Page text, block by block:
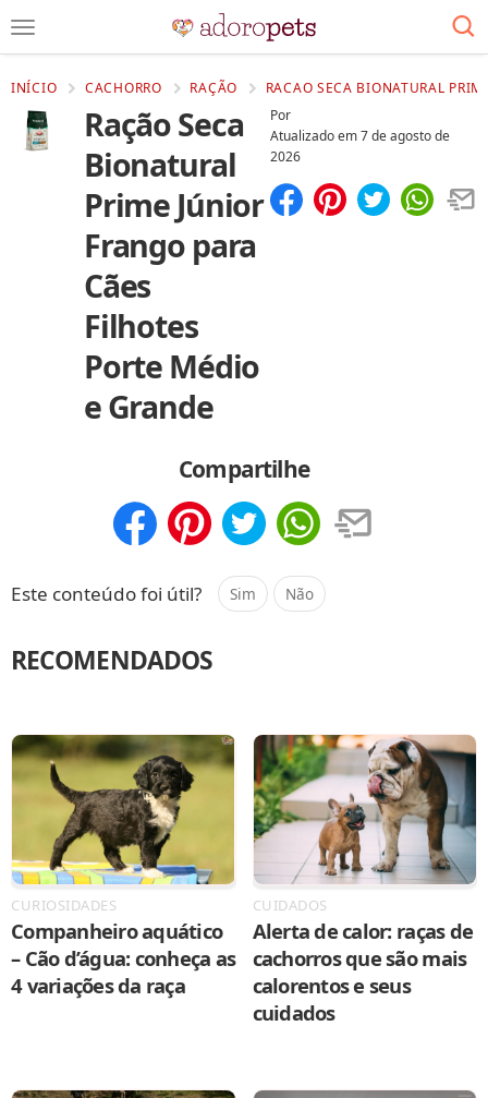
INÍCIO CACHORRO RAÇÃO RACAO SECA BIONATURAL
Ração Seca
Bionatural
Prime Júnior
Frango para
Cães
Filhotes
Porte Médio
e Grande
Por
Atualizado em7 de agosto de
2026
Compartilhe
Este conteúdo foi útil? Sim Não
RECOMENDADOS
CURIOSIDADES
Companheiro aquático
– Cão d’água: conheça as
4 variações da raça
CUIDADOS
Alerta de calor: raças de
cachorros que são mais
calorentos e seus
cuidados